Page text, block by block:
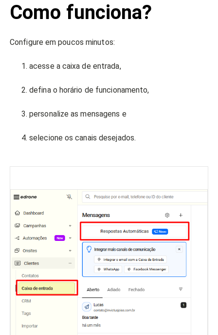
Como funciona?
Configure em poucos minutos:
acesse a caixa de entrada,
defina o horário de funcionamento,
personalize as mensagens e
selecione os canais desejados.